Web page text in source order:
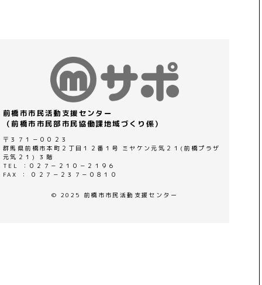
前橋市市民活動支援センター
（前橋市市民部市民協働課地域づくり係）
〒３７１－００２３
群馬県前橋市本町２丁目１２番１号 ミヤケン元気２１(前橋プラザ
元気２１) ３階
TEL ：０２７－２１０－２１９６
FAX ： ０２７－２３７－０８１０
© 2025 前橋市市民活動支援センター